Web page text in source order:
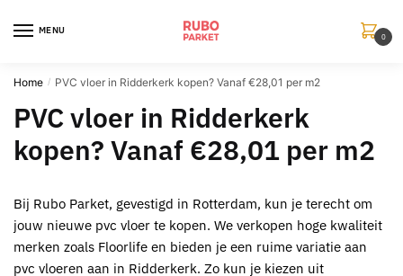
MENU
0
Home / PVC vloer in Ridderkerk kopen? Vanaf €28,01 per m2
PVC vloer in Ridderkerk
kopen? Vanaf €28,01 per m2
Bij Rubo Parket, gevestigd in Rotterdam, kun je terecht om
jouw nieuwe pvc vloer te kopen. We verkopen hoge kwaliteit
merken zoals Floorlife en bieden je een ruime variatie aan
pvc vloeren aan in Ridderkerk. Zo kun je kiezen uit